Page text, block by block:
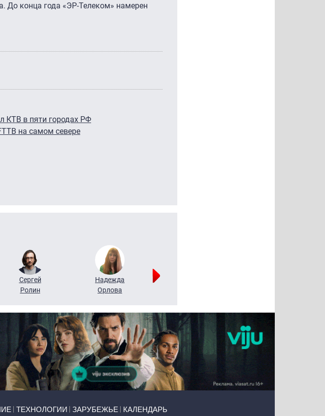
До конца года «ЭР-Телеком» намерен
КТВ в пяти городах РФ
на самом севере
Сергей
Ролин
Надежда
Орлова
ТЕХНОЛОГИИ ЗАРУБЕЖЬЕ КАЛЕНДАРЬ